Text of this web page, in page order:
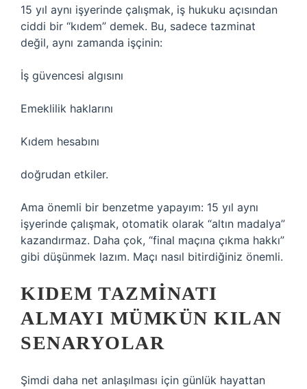
15 yıl aynı işyerinde çalışmak, iş hukuku açısından
ciddi bir “kıdem” demek. Bu, sadece tazminat
değil, aynı zamanda işçinin:
İş güvencesi algısını
Emeklilik haklarını
Kıdem hesabını
doğrudan etkiler.
Ama önemli bir benzetme yapayım: 15 yıl aynı
işyerinde çalışmak, otomatik olarak “altın madalya”
kazandırmaz. Daha çok, “final maçına çıkma hakkı”
gibi düşünmek lazım. Maçı nasıl bitirdiğiniz önemli.
KIDEM TAZMINATI
ALMAYI MÜMKÜN KILAN
SENARYOLAR
Şimdi daha net anlaşılması için günlük hayattan